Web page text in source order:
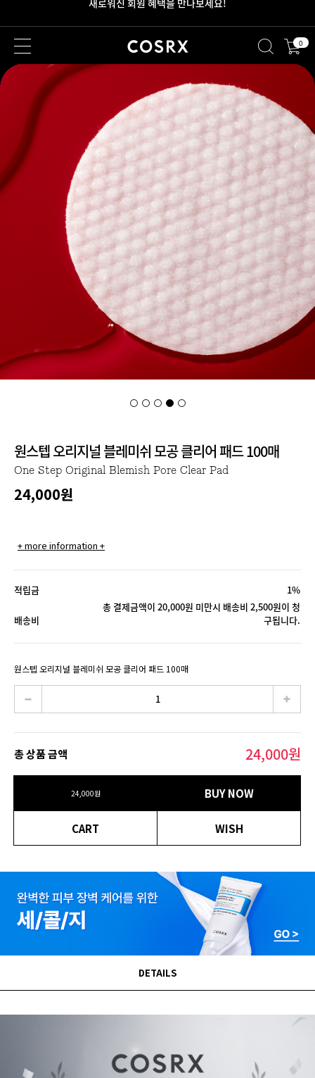
새로워진 회원 혜택을 만나보세요!
2만원 이상 무료 배송 0
원스텝 오리지널 블레미쉬 모공 클리어 패드 100매
One Step Original Blemish Pore Clear Pad
24,000원
+ more information +
적립금 1%
배송비
총 결제금액이 20,000원 미만시 배송비 2,500원이 청
구됩니다.
원스텝 오리지널 블레미쉬 모공 클리어 패드 100매
총 상품 금액 24,000원
24,000원 BUY NOW
CART WISH
DETAILS